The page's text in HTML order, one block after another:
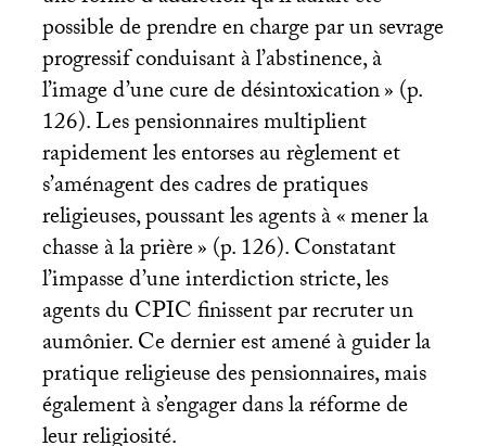
possible de prendre en charge par un sevrage
progressif conduisant à l’abstinence, à
l’image d’une cure de désintoxication» (p.
126). Les pensionnaires multiplient
rapidement les entorses au règlement et
s’aménagent des cadres de pratiques
religieuses, poussant les agents à «mener la
chasse à la prière» (p. 126). Constatant
l’impasse d’une interdiction stricte, les
agents duCPICfinissent par recruter un
aumônier. Ce dernier est amené à guider la
pratique religieuse des pensionnaires, mais
également à s’engager dans la réforme de